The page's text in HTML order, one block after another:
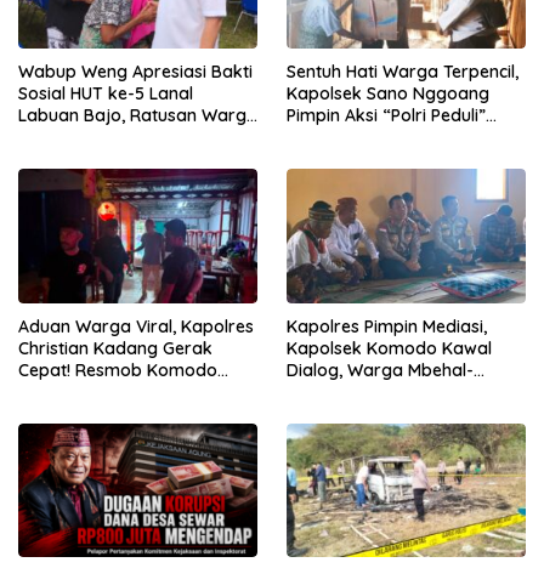
Wabup Weng Apresiasi Bakti
Sosial HUT ke-5 Lanal
Labuan Bajo, Ratusan Warga
Sentuh Hati Warga Terpencil,
Kapolsek Sano Nggoang
Pimpin Aksi “Polri Peduli”
Aduan Warga Viral, Kapolres
Christian Kadang Gerak
Cepat! Resmob Komodo
Kapolres Pimpin Mediasi,
Kapolsek Komodo Kawal
Dialog, Warga Mbehal-